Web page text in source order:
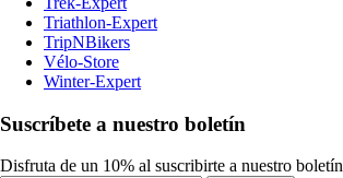
Triathlon-Expert
TripNBikers
Vélo-Store
Winter-Expert
Suscríbete a nuestro boletín
Disfruta de un 10% al suscribirte a nuestro boletín